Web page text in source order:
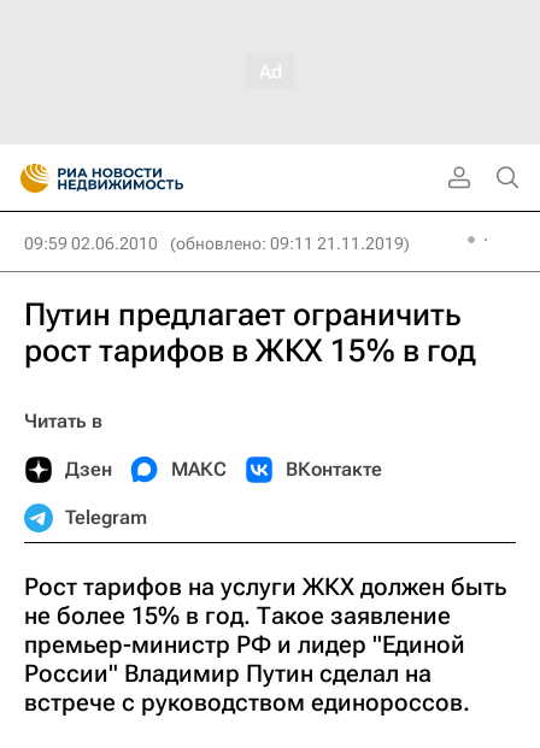
09:59 02.06.2010 (обновлено: 09:11 21.11.2019)
Путин предлагает ограничить
рост тарифов в ЖКХ 15% в год
Читать в
Дзен МАКС ВКонтакте
Telegram
Рост тарифов на услуги ЖКХ должен быть
не более 15% в год. Такое заявление
премьер-министр РФ и лидер "Единой
России" Владимир Путин сделал на
встрече с руководством единороссов.